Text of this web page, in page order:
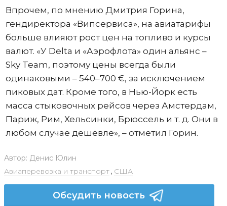
Впрочем, по мнению Дмитрия Горина,
гендиректора «Випсервиса», на авиатарифы
больше влияют рост цен на топливо и курсы
валют. «У Delta и «Аэрофлота» один альянс –
Sky Team, поэтому цены всегда были
одинаковыми – 540–700 €, за исключением
пиковых дат. Кроме того, в Нью-Йорк есть
масса стыковочных рейсов через Амстердам,
Париж, Рим, Хельсинки, Брюссель и т. д. Они в
любом случае дешевле», – отметил Горин.
Автор: Денис Юлин
Авиаперевозка и транспорт, США
Обсудить новость